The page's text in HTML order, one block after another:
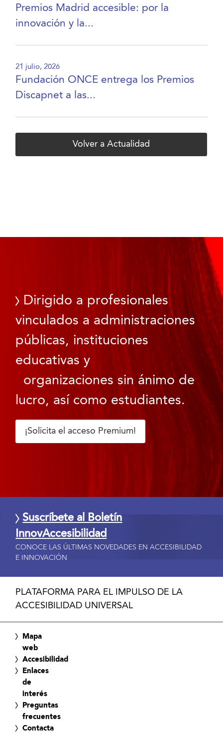
Premios Madrid accesible: por la
innovación y la...
21 julio, 2026
Fundación ONCE entrega los Premios
Discapnet a las...
Volver a Actualidad
Dirigido a profesionales
vinculados a administraciones
públicas, instituciones
educativas y
organizaciones sin ánimo de
lucro, así como estudiantes.
¡Solicita el acceso Premium!
Suscríbete al Boletín
InnovAccesibilidad
CONOCE LAS ÚLTIMAS NOVEDADES EN ACCESIBILIDAD
E INNOVACIÓN
PLATAFORMA PARA EL IMPULSO DE LA
ACCESIBILIDAD UNIVERSAL
Mapa
web
Accesibilidad
Enlaces
de
interés
Preguntas
frecuentes
Contacta